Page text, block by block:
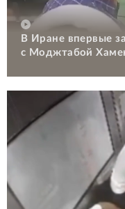
В Иране впервые
с Моджтабой